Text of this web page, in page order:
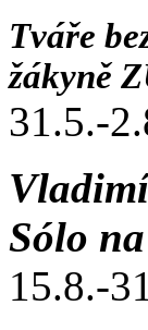
Tváře
žákyně
31.5.-
Sólo
15.8.-